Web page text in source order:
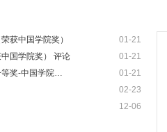
01-21
获中国学院奖）
01-21
国学院奖）
评论
01-21
等奖-中国学院…
02-23
12-06